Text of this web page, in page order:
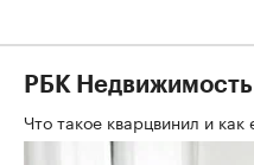
РБК Недвижимость
Что такое кварцвинил и как